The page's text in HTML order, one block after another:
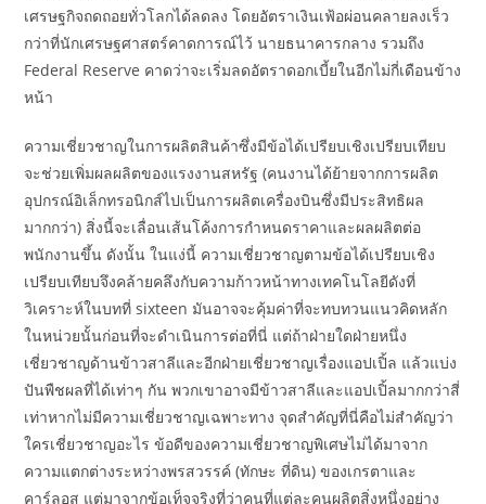
เศรษฐกิจถดถอยทั่วโลกได้ลดลง โดยอัตราเงินเฟ้อผ่อนคลายลงเร็ว
กว่าที่นักเศรษฐศาสตร์คาดการณ์ไว้ นายธนาคารกลาง รวมถึง
Federal Reserve คาดว่าจะเริ่มลดอัตราดอกเบี้ยในอีกไม่กี่เดือนข้าง
หน้า
ความเชี่ยวชาญในการผลิตสินค้าซึ่งมีข้อได้เปรียบเชิงเปรียบเทียบ
จะช่วยเพิ่มผลผลิตของแรงงานสหรัฐ (คนงานได้ย้ายจากการผลิต
อุปกรณ์อิเล็กทรอนิกส์ไปเป็นการผลิตเครื่องบินซึ่งมีประสิทธิผล
มากกว่า) สิ่งนี้จะเลื่อนเส้นโค้งการกำหนดราคาและผลผลิตต่อ
พนักงานขึ้น ดังนั้น ในแง่นี้ ความเชี่ยวชาญตามข้อได้เปรียบเชิง
เปรียบเทียบจึงคล้ายคลึงกับความก้าวหน้าทางเทคโนโลยีดังที่
วิเคราะห์ในบทที่ sixteen มันอาจจะคุ้มค่าที่จะทบทวนแนวคิดหลัก
ในหน่วยนั้นก่อนที่จะดำเนินการต่อที่นี่ แต่ถ้าฝ่ายใดฝ่ายหนึ่ง
เชี่ยวชาญด้านข้าวสาลีและอีกฝ่ายเชี่ยวชาญเรื่องแอปเปิ้ล แล้วแบ่ง
ปันพืชผลที่ได้เท่าๆ กัน พวกเขาอาจมีข้าวสาลีและแอปเปิ้ลมากกว่าสี่
เท่าหากไม่มีความเชี่ยวชาญเฉพาะทาง จุดสำคัญที่นี่คือไม่สำคัญว่า
ใครเชี่ยวชาญอะไร ข้อดีของความเชี่ยวชาญพิเศษไม่ได้มาจาก
ความแตกต่างระหว่างพรสวรรค์ (ทักษะ ที่ดิน) ของเกรตาและ
คาร์ลอส แต่มาจากข้อเท็จจริงที่ว่าคนที่แต่ละคนผลิตสิ่งหนึ่งอย่าง